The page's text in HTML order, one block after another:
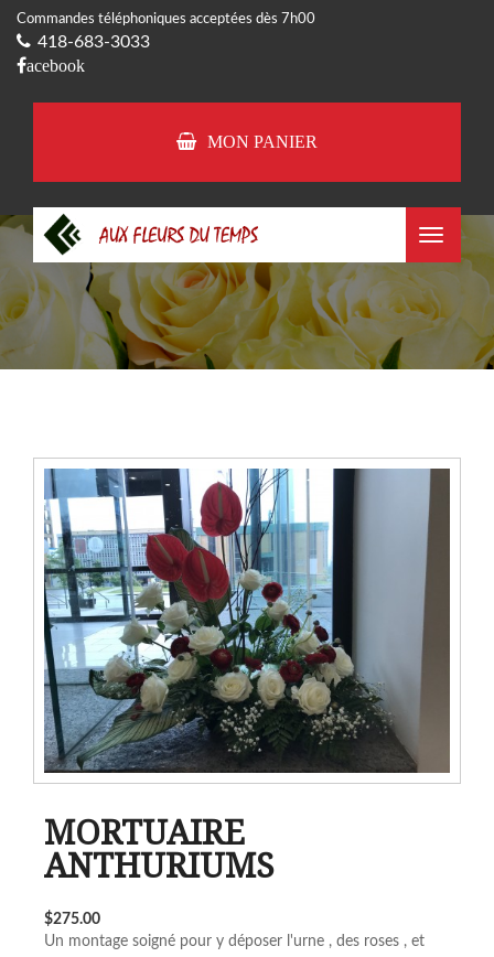
Commandes téléphoniques acceptées dès 7h00
418-683-3033
acebook
MON PANIER
Toggle
MORTUAIRE
ANTHURIUMS
$275.00
Un montage soigné pour y déposer l'urne , des roses , et